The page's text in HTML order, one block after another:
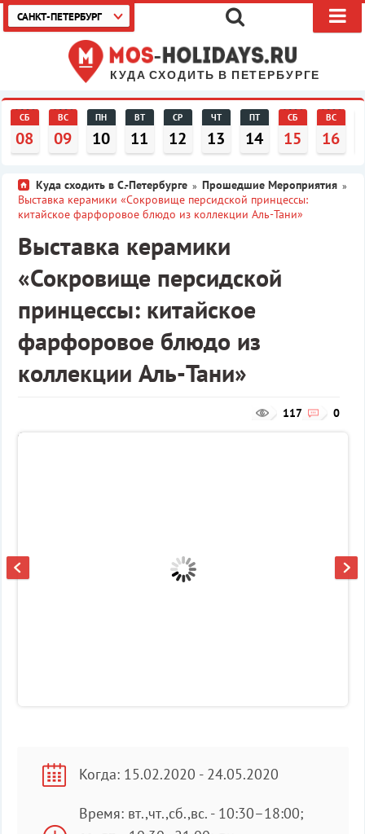
КУДА СХОДИТЬ В ПЕТЕРБУРГЕ
САНКТ-ПЕТЕРБУРГ
СБ
08
ВС
09
ПН
10
ВТ
11
СР
12
ЧТ
13
ПТ
14
СБ
15
ВС
16
Куда сходить в С.-Петербурге » Прошедшие Мероприятия »
Выставка керамики «Сокровище персидской принцессы:
китайское фарфоровое блюдо из коллекции Аль-Тани»
Выставка керамики
«Сокровище персидской
принцессы: китайское
фарфоровое блюдо из
коллекции Аль-Тани»
0
117
Когда: 15.02.2020 - 24.05.2020
Время: вт.,чт.,сб.,вс. - 10:30–18:00;